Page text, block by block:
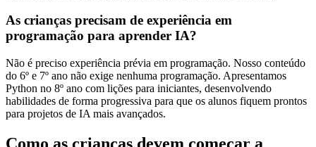
As crianças precisam de experiência em
programação para aprender IA?
Não é preciso experiência prévia em programação. Nosso conteúdo
do 6º e 7º ano não exige nenhuma programação. Apresentamos
Python no 8º ano com lições para iniciantes, desenvolvendo
habilidades de forma progressiva para que os alunos fiquem prontos
para projetos de IA mais avançados.